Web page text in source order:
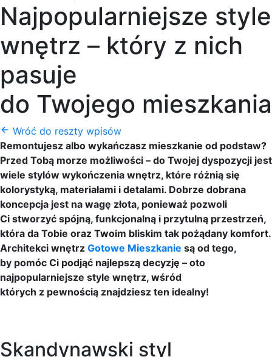
Najpopularniejsze style
wnętrz – który z nich
pasuje
do Twojego
Wróć do reszty wpisów
Remontujesz albo wykańczasz mieszkanie od podstaw?
Przed Tobą morze możliwości – do Twojej dyspozycji jest
wiele stylów wykończenia wnętrz, które różnią się
kolorystyką, materiałami i detalami. Dobrze dobrana
koncepcja jest na wagę złota, ponieważ pozwoli
Ci stworzyć spójną, funkcjonalną i przytulną przestrzeń,
która da Tobie oraz Twoim bliskim tak pożądany komfort.
Architekci wnętrz Gotowe Mieszkanie są od tego,
by pomóc Ci podjąć najlepszą decyzję – oto
najpopularniejsze style wnętrz, wśród
których z pewnością znajdziesz ten idealny!
Skandynawski styl